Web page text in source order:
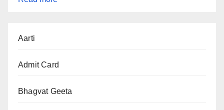
शिव
Aarti
Admit Card
Bhagvat Geeta